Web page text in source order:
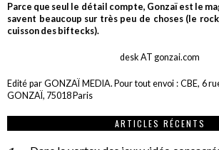
Parce que seul le détail compte, Gonzaï est le
savent beaucoup sur très peu de choses (le
cuisson des biftecks).
desk AT gonzai.com
Edité par GONZAÏ MEDIA. Pour tout envoi : CBE, 6
GONZAÏ, 75018 Paris
ARTICLES RÉCENTS